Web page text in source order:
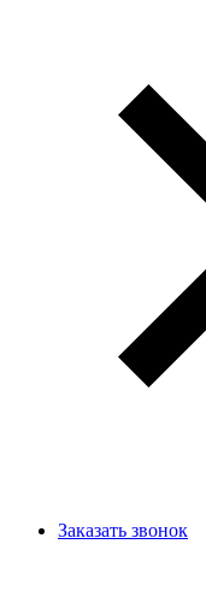
Заказать звонок